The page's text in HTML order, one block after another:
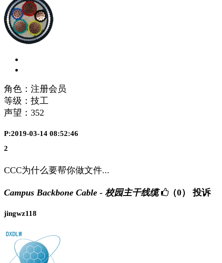
角色：注册会员
等级：技工
声望： 352
P:2019-03-14 08:52:46
2
CCC为什么要帮你做文件...
Campus Backbone Cable - 校园主干线缆 （0） 投诉
jingwz118